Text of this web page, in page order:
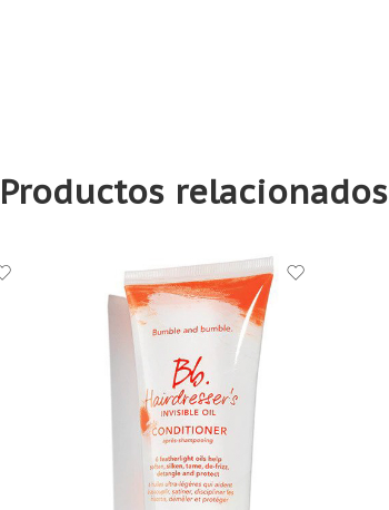
Productos relacionados